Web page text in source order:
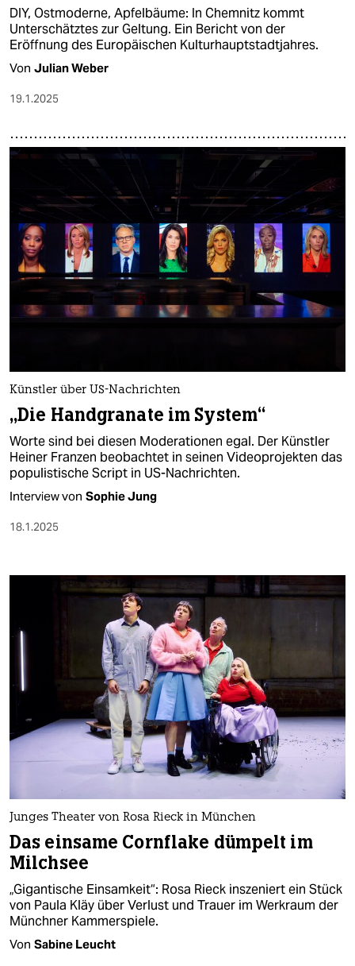
DIY, Ostmoderne, Apfelbäume: In Chemnitz kommt
Unterschätztes zur Geltung. Ein Bericht von der
Eröffnung des Europäischen Kulturhauptstadtjahres.
Von Julian Weber
19.1.2025
Künstler über US-Nachrichten
„Die Handgranate im System“
Worte sind bei diesen Moderationen egal. Der Künstler
Heiner Franzen beobachtet in seinen Videoprojekten das
populistische Script in US-Nach­rich­ten.
Interview von Sophie Jung
18.1.2025
Junges Theater von Rosa Rieck in München
Das einsame Cornflake dümpelt im
Milchsee
„Gigantische Einsamkeit“: Rosa Rieck inszeniert ein Stück
von Paula Kläy über Verlust und Trauer im Werkraum der
Münchner Kammerspiele.
Von Sabine Leucht